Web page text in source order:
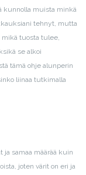
kunnolla muista minkä
tehnyt, mutta
mikä tuosta tulee,
se alkoi
tämä ohje alunperin
liinaa tutkimalla
ja samaa määrää kuin
joten värit on eri ja